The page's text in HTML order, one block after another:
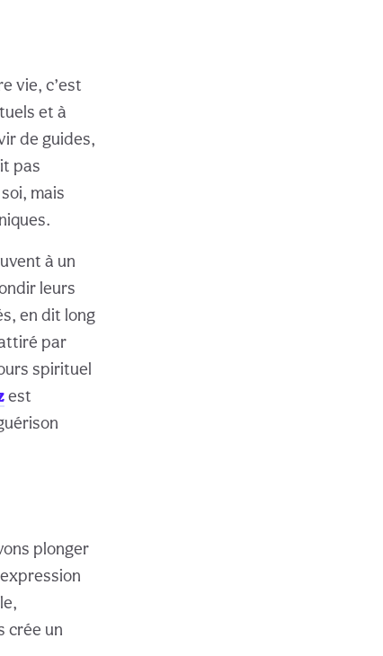
vie, c’est
et à
de guides,
pas
mais
à un
leurs
en dit long
par
spirituel
est
plonger
crée un